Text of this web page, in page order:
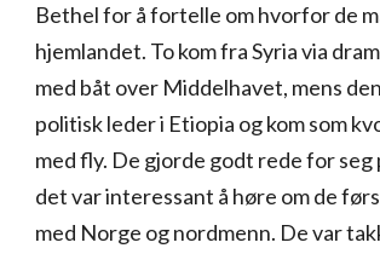
Bethel for å fortelle om hvorfor de
hjemlandet. To kom fra Syria via
med båt over Middelhavet, mens
politisk leder i Etiopia og kom som
med fly. De gjorde godt rede for seg
det var interessant å høre om de
med Norge og nordmenn. De var